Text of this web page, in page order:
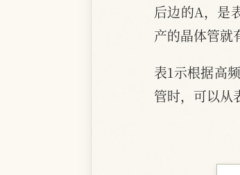
后边的A，是
产的晶体管
表1示根据高
管时，可以从